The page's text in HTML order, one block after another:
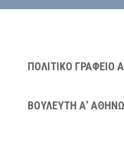
ΠΟΛΙΤΙΚΟ ΓΡΑΦΕΙΟ
ΒΟΥΛΕΥΤΗ Α’